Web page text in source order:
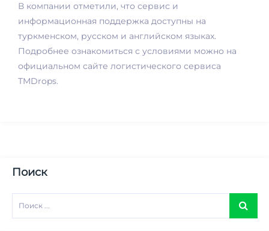
В компании отметили, что сервис и
информационная поддержка доступны на
туркменском, русском и английском языках.
Подробнее ознакомиться с условиями можно на
официальном сайте логистического сервиса
TMDrops.
Поиск